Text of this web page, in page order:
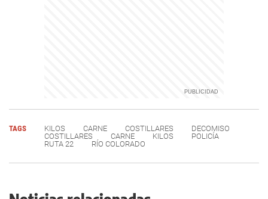
TAGS KILOS CARNE COSTILLARES
DECOMISO
COSTILLARES
CARNE KILOS
POLICÍA
RUTA 22
RÍO COLORADO